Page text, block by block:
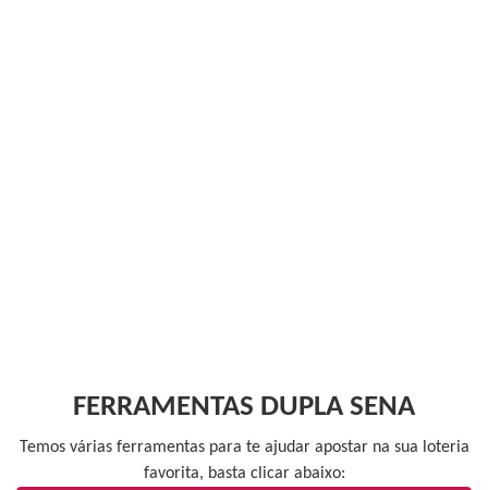
FERRAMENTAS DUPLA SENA
Temos várias ferramentas para te ajudar apostar na sua loteria
favorita, basta clicar abaixo: